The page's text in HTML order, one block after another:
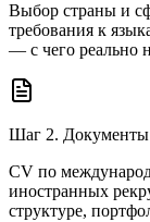
Выбор страны и
требования к
— с чего реально
Шаг 2. Документы
CV по
иностранных
структуре,